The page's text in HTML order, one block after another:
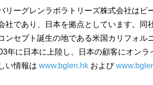
リーグレンラボラトリーズ株式会社はビ
社であり、日本を拠点としています。同
ンセプト誕生の地である米国カリフォル
年に日本に上陸し、日本の顧客にオンラ
い情報は www.bglen.hk および